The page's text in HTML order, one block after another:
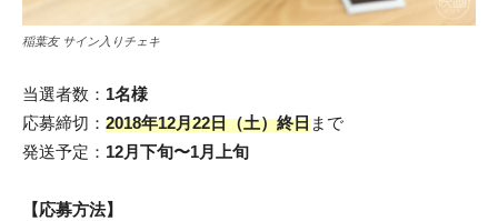
稲葉友 サイン入りチェキ
当選者数： 1名様
応募締切： 2018年12月22日（土）終日まで
発送予定： 12月下旬〜1月上旬
【応募方法】